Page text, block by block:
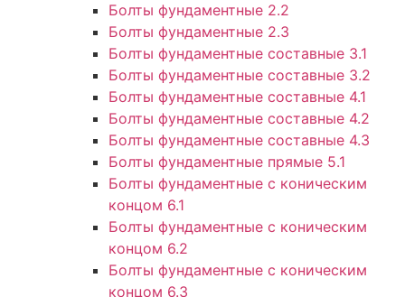
Болты фундаментные 2.2
Болты фундаментные 2.3
Болты фундаментные составные 3.1
Болты фундаментные составные 3.2
Болты фундаментные составные 4.1
Болты фундаментные составные 4.2
Болты фундаментные составные 4.3
Болты фундаментные прямые 5.1
Болты фундаментные с коническим
концом 6.1
Болты фундаментные с коническим
концом 6.2
Болты фундаментные с коническим
концом 6.3